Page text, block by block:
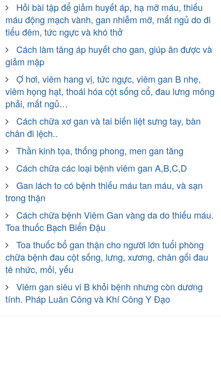
Hỏi bài tập để giảm huyết áp, hạ mỡ máu, thiếu
máu động mạch vành, gan nhiễm mỡ, mất ngủ do đi
tiểu đêm, tức ngực và khó thở
Cách làm tăng áp huyết cho gan, giúp ăn được và
giảm mập
Ợ hơi, viêm hang vị, tức ngực, viêm gan B nhẹ,
viêm họng hạt, thoái hóa cột sống cổ, đau lưng mông
phải, mất ngủ…
Cách chữa xơ gan và tai biến liệt sưng tay, bàn
chân đi lệch..
Thần kinh tọa, thống phong, men gan tăng
Cách chữa các loại bệnh viêm gan A,B,C,D
Gan lách to có bệnh thiếu máu tan máu, và sạn
trong thận
Cách chữa bệnh Viêm Gan vàng da do thiếu máu.
Toa thuốc Bạch Biển Đậu
Toa thuốc bổ gan thận cho người lớn tuổi phòng
chữa bệnh đau cột sống, lưng, xương, chân gối đau
tê nhức, mỏi, yếu
Viêm gan siêu vi B khỏi bệnh nhưng còn dương
tính. Pháp Luân Công và Khí Công Y Đạo